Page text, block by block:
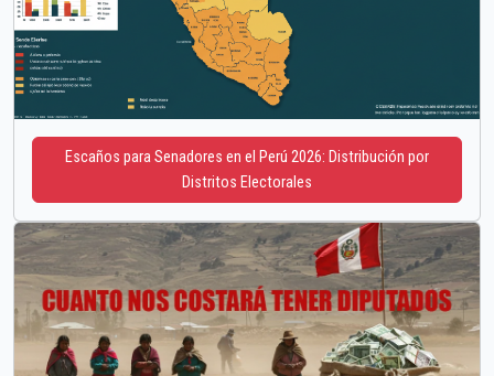
Escaños para Senadores en el Perú 2026: Distribución por
Distritos Electorales